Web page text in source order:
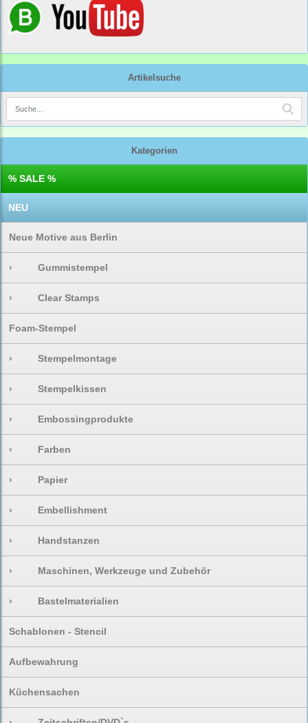
Artikelsuche
Kategorien
% SALE %
NEU
Neue Motive aus Berlin
› Gummistempel
› Clear Stamps
Foam-Stempel
› Stempelmontage
› Stempelkissen
› Embossingprodukte
› Farben
› Papier
› Embellishment
› Handstanzen
› Maschinen, Werkzeuge und Zubehör
› Bastelmaterialien
Schablonen - Stencil
Aufbewahrung
Küchensachen